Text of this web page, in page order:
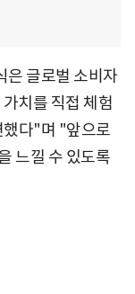
은 글로벌 소비자
치를 직접 체험
했다"며 "앞으로
느낄 수 있도록